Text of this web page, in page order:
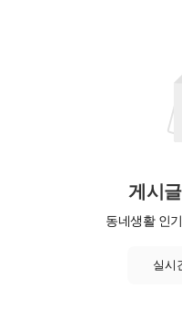
게시
동네생활 인
실시